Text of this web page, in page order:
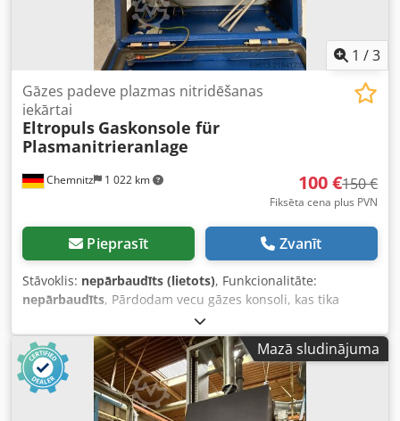
1 /3
Chemnitz 1 022 km
Gāzes padeve plazmas nitridēšanas
iekārtai
Eltropuls Gaskonsole für
Plasmanitrieranlage
100 €150 €
Fiksēta cena plus PVN
Pieprasīt Zvanīt
Stāvoklis: nepārbaudīts (lietots), Funkcionalitāte:
nepārbaudīts, Pārdodam vecu gāzes konsoli, kas tika
izmantota Eltropuls plazmas nitrēšanas iekārtā. Komplektā
iekļauti 4 Bronkhorst plūsmas kontrolleri (MFC), kā arī cita
vadības elektronika. Cjdjy Sxtgjpfx Agperf Šīs īpašās
komponentes iegādājāmies kopā ar citiem objektiem, taču
mums tās nav vajadzīgas. Tādēļ detaļas tiek piedāvātas
nepārbaudītas kā rezerves daļu donors interesentiem.
Mazā sludinājuma